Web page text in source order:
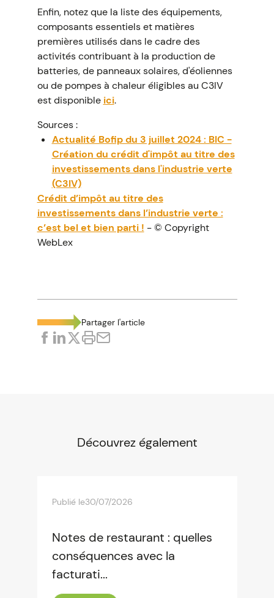
Enfin, notez que la liste des équipements,
composants essentiels et matières
premières utilisés dans le cadre des
activités contribuant à la production de
batteries, de panneaux solaires, d'éoliennes
ou de pompes à chaleur éligibles au C3IV
est disponible ici.
Sources :
Actualité Bofip du 3 juillet 2024 : BIC -
Création du crédit d'impôt au titre des
investissements dans l'industrie verte
(C3IV)
Crédit d’impôt au titre des
investissements dans l’industrie verte :
c’est bel et bien parti ! - © Copyright
WebLex
Partager l'article
Découvrez également
Publié le30/07/2026
Notes de restaurant : quelles
conséquences avec la
facturati...